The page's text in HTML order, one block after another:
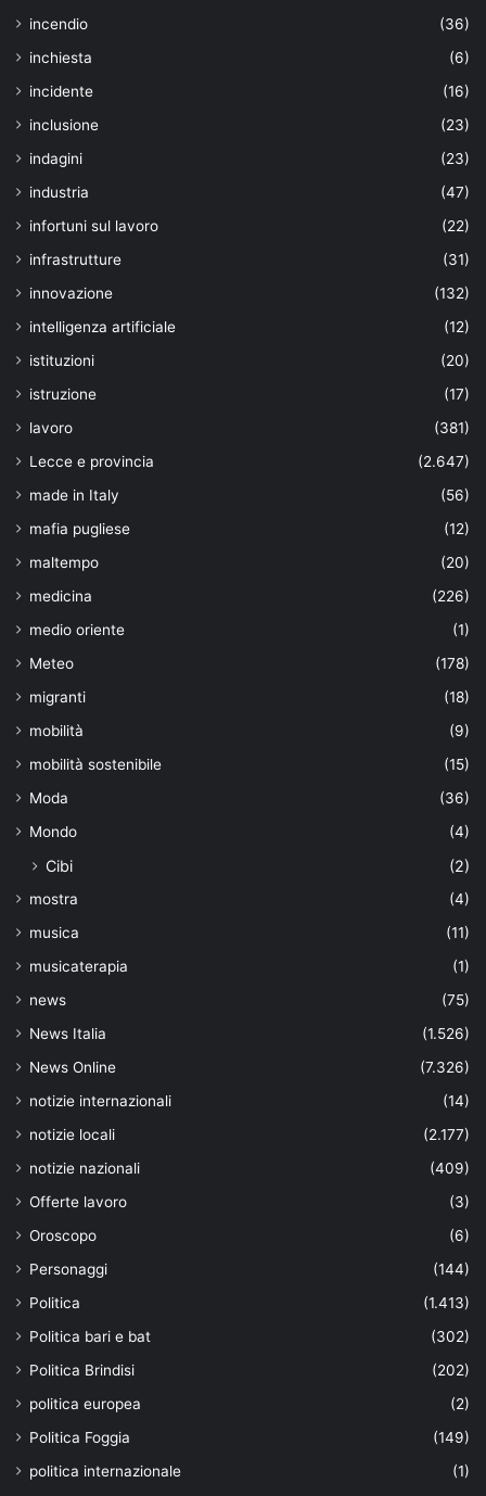
incendio
(36)
inchiesta
(6)
incidente
(16)
inclusione
(23)
indagini
(23)
industria
(47)
infortuni sul lavoro
(22)
infrastrutture
(31)
innovazione
(132)
intelligenza artificiale
(12)
istituzioni
(20)
istruzione
(17)
lavoro
(381)
Lecce e provincia
(2.647)
made in Italy
(56)
mafia pugliese
(12)
maltempo
(20)
medicina
(226)
medio oriente
(1)
Meteo
(178)
migranti
(18)
mobilità
(9)
mobilità sostenibile
(15)
Moda
(36)
Mondo
(4)
Cibi (2)
mostra
(4)
musica
(11)
musicaterapia
(1)
news
(75)
News Italia
(1.526)
News Online
(7.326)
notizie internazionali
(14)
notizie locali
(2.177)
notizie nazionali
(409)
Offerte lavoro
(3)
Oroscopo
(6)
Personaggi
(144)
Politica
(1.413)
Politica bari e bat
(302)
Politica Brindisi
(202)
politica europea
(2)
Politica Foggia
(149)
politica internazionale
(1)